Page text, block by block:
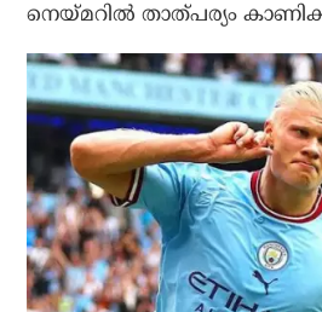
നെയ്മറില്‍ താത്പര്യം